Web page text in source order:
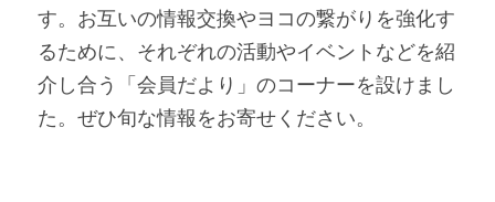
す。お互いの情報交換やヨコの繋がりを強化す
るために、それぞれの活動やイベントなどを紹
介し合う「会員だより」のコーナーを設けまし
た。ぜひ旬な情報をお寄せください。